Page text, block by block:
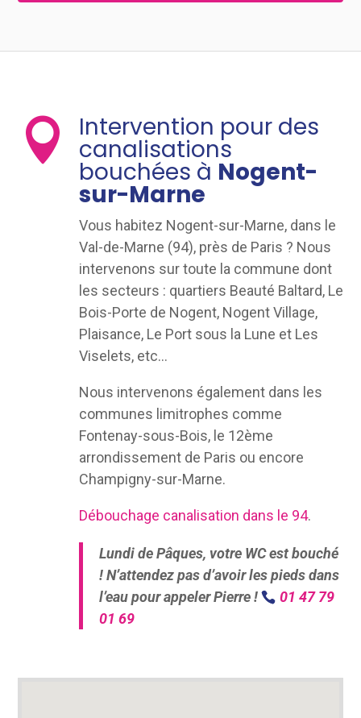
 Intervention pour des
canalisations
bouchées à Nogent-
sur-Marne
Vous habitez Nogent-sur-Marne, dans le
Val-de-Marne (94), près de Paris ? Nous
intervenons sur toute la commune dont
les secteurs : quartiers Beauté Baltard, Le
Bois-Porte de Nogent, Nogent Village,
Plaisance, Le Port sous la Lune et Les
Viselets, etc…
Nous intervenons également dans les
communes limitrophes comme
Fontenay-sous-Bois, le 12ème
arrondissement de Paris ou encore
Champigny-sur-Marne.
Débouchage canalisation dans le 94.
Lundi de Pâques, votre WC est bouché
! N’attendez pas d’avoir les pieds dans
l’eau pour appeler Pierre !
01 47 79
01 69